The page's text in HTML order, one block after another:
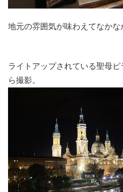
地元の雰囲気が味わえてなかな
ライトアップされている聖母
ら撮影。